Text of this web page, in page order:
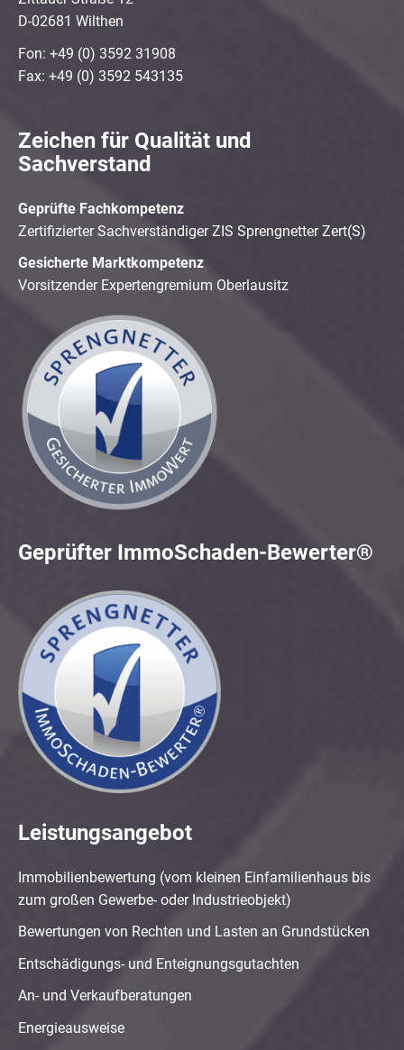
D-02681 Wilthen
Fon: +49 (0) 3592 31908
Fax: +49 (0) 3592 543135
Zeichen für Qualität und
Sachverstand
Geprüfte Fachkompetenz
Zertifizierter Sachverständiger ZIS Sprengnetter Zert(S)
Gesicherte Marktkompetenz
Vorsitzender Expertengremium Oberlausitz
Geprüfter ImmoSchaden-Bewerter®
Leistungsangebot
Immobilienbewertung (vom kleinen Einfamilienhaus bis
zum großen Gewerbe- oder Industrieobjekt)
Bewertungen von Rechten und Lasten an Grundstücken
Entschädigungs- und Enteignungsgutachten
An- und Verkaufberatungen
Energieausweise